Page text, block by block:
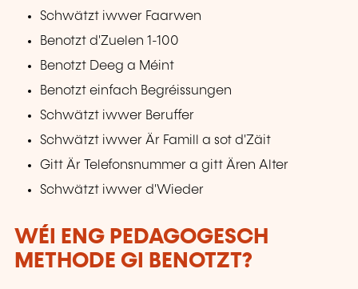
Schwätzt iwwer Faarwen
Benotzt d'Zuelen 1-100
Benotzt Deeg a Méint
Benotzt einfach Begréissungen
Schwätzt iwwer Beruffer
Schwätzt iwwer Är Famill a sot d'Zäit
Gitt Är Telefonsnummer a gitt Ären Alter
Schwätzt iwwer d'Wieder
WÉI ENG PEDAGOGESCH
METHODE GI BENOTZT?